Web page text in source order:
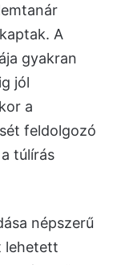
A
gyakran
jól
a
feldolgozó
túlírás
népszerű
lehetett